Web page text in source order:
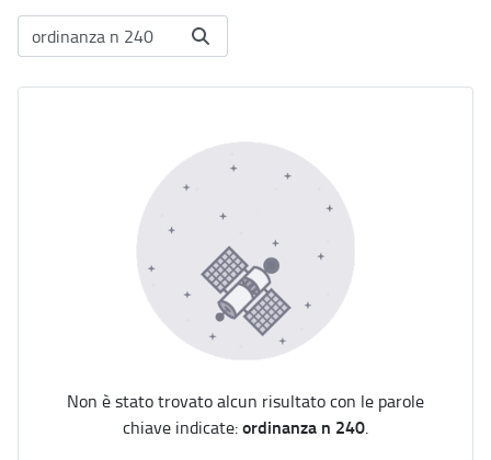
Non è stato trovato alcun risultato con le parole
chiave indicate:ordinanza n 240.